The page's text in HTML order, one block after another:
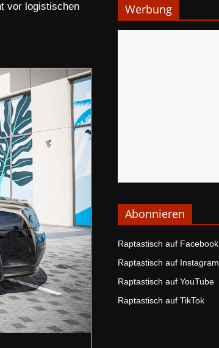
vor logistischen
Werbung
Abonnieren
Raptastisch auf Facebook
Raptastisch auf Instagram
Raptastisch auf YouTube
Raptastisch auf TikTok